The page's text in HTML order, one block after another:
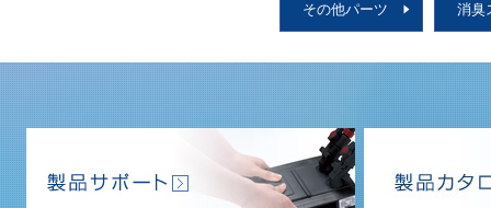
その他パーツ 消臭